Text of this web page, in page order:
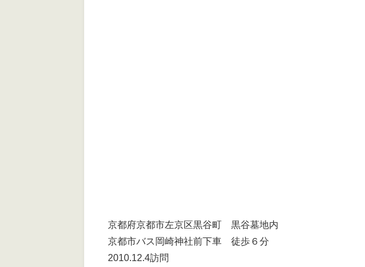
京都府京都市左京区黒谷町 黒谷墓地内
京都市バス岡崎神社前下車 徒歩６分
2010.12.4訪問